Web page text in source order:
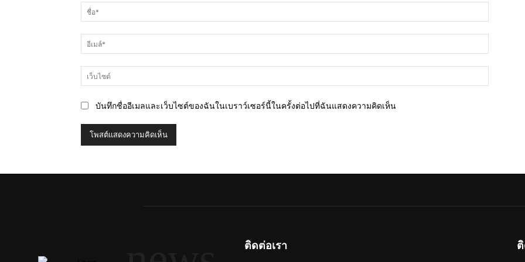
คิด
เห็น
บันทึกชื่ออีเมลและเว็บไซต์ของฉันในเบราว์เซอร์นี้ในครั้งต่อไปที่ฉันแสดงความคิดเห็น
ติดต่อเรา